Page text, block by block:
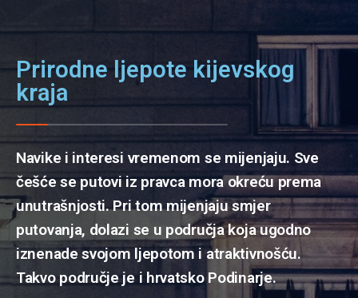
Prirodne ljepote kijevskog
kraja
Navike i interesi vremenom se mijenjaju. Sve
češće se putovi iz pravca mora okreću prema
unutrašnjosti. Pri tom mijenjaju smjer
putovanja, dolazi se u područja koja ugodno
iznenade svojom ljepotom i atraktivnošću.
Takvo područje je i hrvatsko Podinarje.